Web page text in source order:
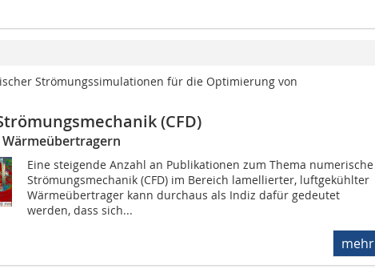
Strömungssimulationen für die Optimierung von
(CFD)
Eine steigende Anzahl an Publikationen zum Thema numerische
Strömungsmechanik (CFD) im Bereich lamellierter, luftgekühlter
Wärmeübertrager kann durchaus als Indiz dafür gedeutet
werden, dass sich...
mehr